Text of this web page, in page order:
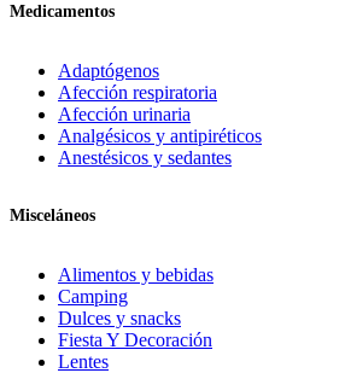
Medicamentos
Adaptógenos
Afección respiratoria
Afección urinaria
Analgésicos y antipiréticos
Anestésicos y sedantes
Misceláneos
Alimentos y bebidas
Camping
Dulces y snacks
Fiesta Y Decoración
Lentes